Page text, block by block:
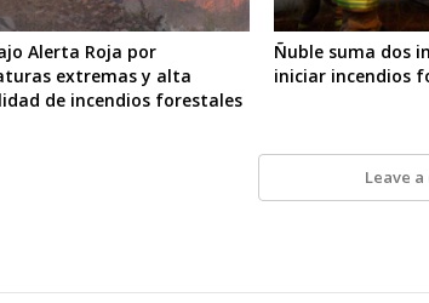
Alerta Roja por
extremas y alta
de incendios forestales
Ñuble suma dos
iniciar incendios
Leave